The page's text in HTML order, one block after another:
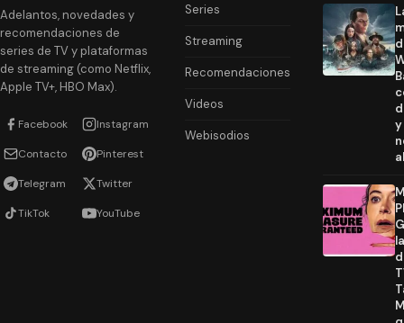
Adelantos, novedades y
recomendaciones de
series de TV y plataformas
de streaming (como Netflix,
Apple TV+, HBO Max).
Facebook Instagram
Contacto Pinterest
Telegram Twitter
TikTok YouTube
Series
Streaming
Recomendaciones
Videos
Webisodios
y